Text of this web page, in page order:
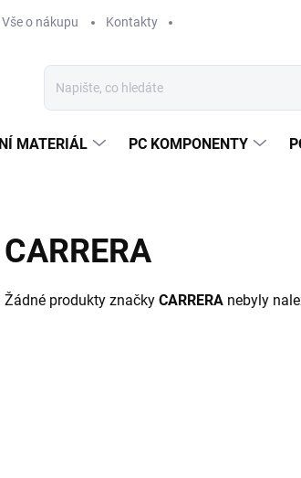
Vše o nákupu Kontakty
MATERIÁL PC KOMPONENTY
CARRERA
Žádné produkty značky CARRERA nebyly